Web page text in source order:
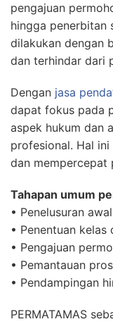
pengajuan
hingga penerbitan
dilakukan dengan
dan terhindar dari
Dengan jasa
dapat fokus pada
aspek hukum dan
profesional. Hal
dan mempercepat
Tahapan umum
• Penelusuran
• Penentuan
• Pengajuan
• Pemantauan
• Pendampingan
PERMATAMAS